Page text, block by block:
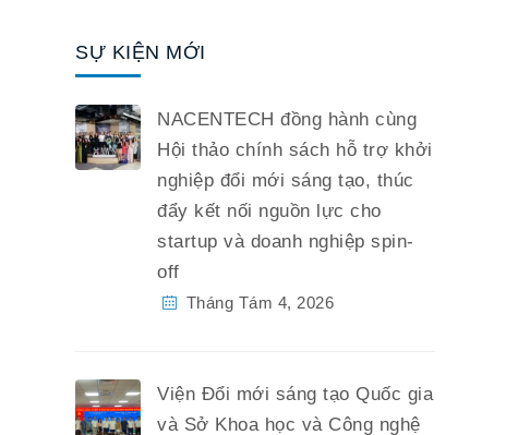
SỰ KIỆN MỚI
NACENTECH đồng hành cùng
Hội thảo chính sách hỗ trợ khởi
nghiệp đổi mới sáng tạo, thúc
đẩy kết nối nguồn lực cho
startup và doanh nghiệp spin-
off
Tháng Tám 4, 2026
Viện Đổi mới sáng tạo Quốc gia
và Sở Khoa học và Công nghệ